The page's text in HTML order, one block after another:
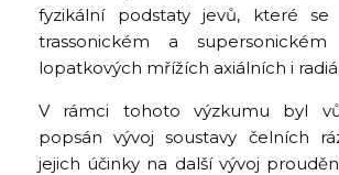
fyzikální podstaty jevů, které
trassonickém a
lopatkových mřížích axiálních i
V rámci tohoto výzkumu byl
popsán vývoj soustavy čelních
jejich účinky na další vývoj